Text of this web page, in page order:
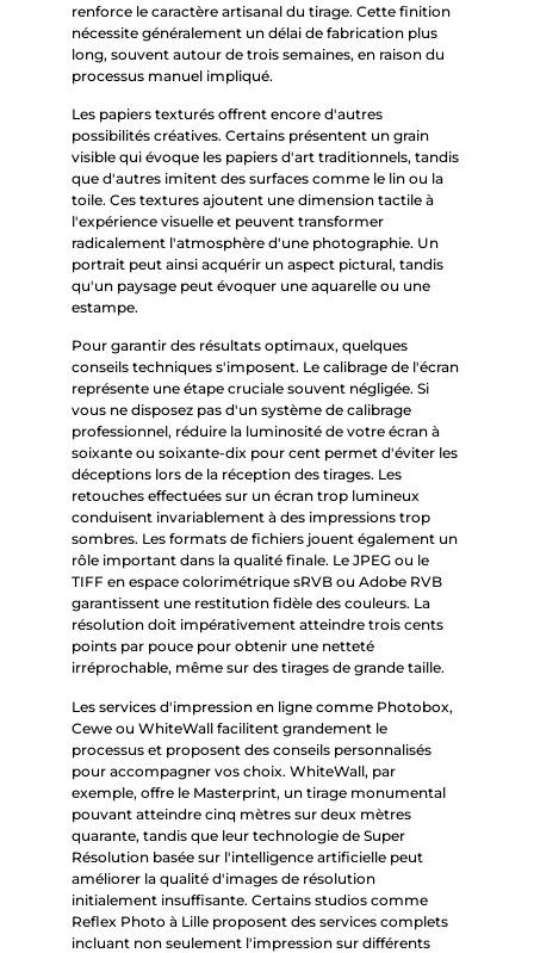
renforce le caractère artisanal du tirage. Cette finition
nécessite généralement un délai de fabrication plus
long, souvent autour de trois semaines, en raison du
processus manuel impliqué.
Les papiers texturés offrent encore d'autres
possibilités créatives. Certains présentent un grain
visible qui évoque les papiers d'art traditionnels, tandis
que d'autres imitent des surfaces comme le lin ou la
toile. Ces textures ajoutent une dimension tactile à
l'expérience visuelle et peuvent transformer
radicalement l'atmosphère d'une photographie. Un
portrait peut ainsi acquérir un aspect pictural, tandis
qu'un paysage peut évoquer une aquarelle ou une
estampe.
Pour garantir des résultats optimaux, quelques
conseils techniques s'imposent. Le calibrage de l'écran
représente une étape cruciale souvent négligée. Si
vous ne disposez pas d'un système de calibrage
professionnel, réduire la luminosité de votre écran à
soixante ou soixante-dix pour cent permet d'éviter les
déceptions lors de la réception des tirages. Les
retouches effectuées sur un écran trop lumineux
conduisent invariablement à des impressions trop
sombres. Les formats de fichiers jouent également un
rôle important dans la qualité finale. Le JPEG ou le
TIFF en espace colorimétrique sRVB ou Adobe RVB
garantissent une restitution fidèle des couleurs. La
résolution doit impérativement atteindre trois cents
points par pouce pour obtenir une netteté
irréprochable, même sur des tirages de grande taille.
Les services d'impression en ligne comme Photobox,
Cewe ou WhiteWall facilitent grandement le
processus et proposent des conseils personnalisés
pour accompagner vos choix. WhiteWall, par
exemple, offre le Masterprint, un tirage monumental
pouvant atteindre cinq mètres sur deux mètres
quarante, tandis que leur technologie de Super
Résolution basée sur l'intelligence artificielle peut
améliorer la qualité d'images de résolution
initialement insuffisante. Certains studios comme
Reflex Photo à Lille proposent des services complets
incluant non seulement l'impression sur différents